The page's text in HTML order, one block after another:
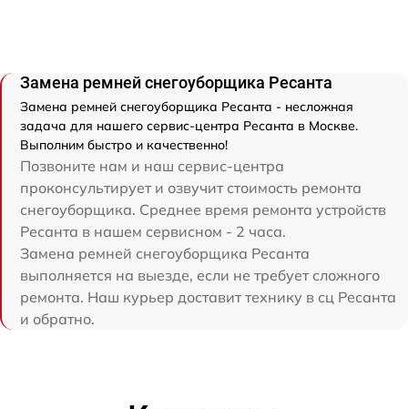
Замена ремней снегоуборщика Ресанта
Замена ремней снегоуборщика Ресанта - несложная
задача для нашего сервис-центра Ресанта в Москве.
Выполним быстро и качественно!
Позвоните нам и наш сервис-центра
проконсультирует и озвучит стоимость ремонта
снегоуборщика. Среднее время ремонта устройств
Ресанта в нашем сервисном - 2 часа.
Замена ремней снегоуборщика Ресанта
выполняется на выезде, если не требует сложного
ремонта. Наш курьер доставит технику в сц Ресанта
и обратно.